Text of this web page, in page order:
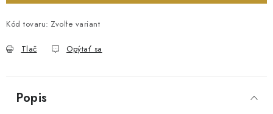
Kód tovaru: Zvoľte variant
Tlač Opýtať sa
Popis